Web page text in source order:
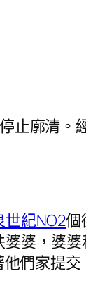
廓清。
世紀NO2個
婆婆，婆
們家提